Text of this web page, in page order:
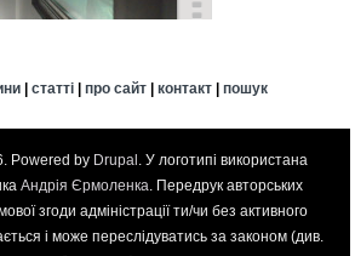
| статті| про сайт| контакт| пошук
Powered by Drupal . У логотипі використана
Андрія Єрмоленка. Передрук авторських
згоди адміністрації ти/чи без активного
і може переслідуватись за законом (див.